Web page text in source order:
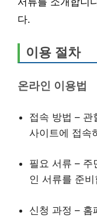
다.
이용 절차
온라인 이용법
접속 방법 – 관
사이트에 접속
필요 서류 – 주
인 서류를 준
신청 과정 – 홈